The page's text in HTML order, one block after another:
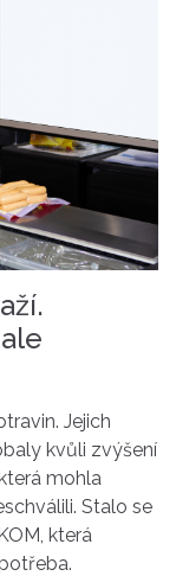
Jejich
kvůli zvýšení
mohla
Stalo se
která